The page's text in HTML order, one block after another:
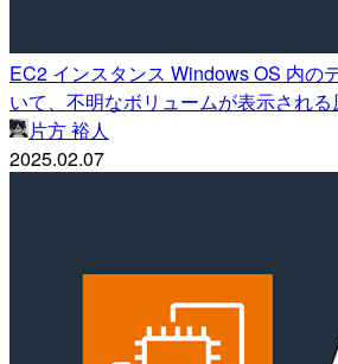
EC2 インスタンス Windows OS 内の
いて、不明なボリュームが表示され
片方 裕人
2025.02.07